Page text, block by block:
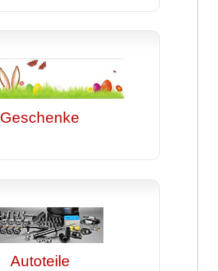
Geschenke
Autoteile